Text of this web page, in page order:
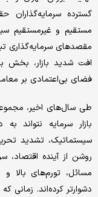
گسترده
مستقیم و غیرمستقیم
مقصدهای سرمایه‌گذاری
افت شدید بازار، بخش
فضای بی‌اعتمادی بر
طی سال‌های اخیر،
بازار سرمایه نتواند
سیستماتیک، تشدید
روشن از آینده اقتصاد،
مسائل، تورم‌های بالا
دشوارتر کرده‌اند. زمانی